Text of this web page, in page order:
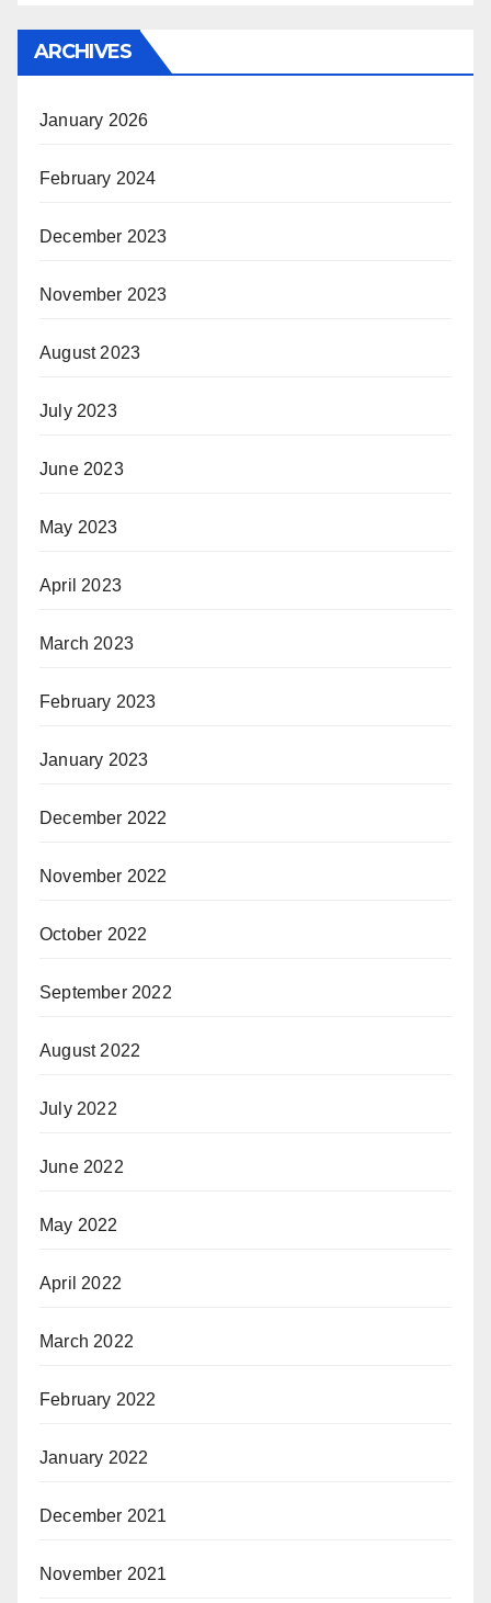
ARCHIVES
January 2026
February 2024
December 2023
November 2023
August 2023
July 2023
June 2023
May 2023
April 2023
March 2023
February 2023
January 2023
December 2022
November 2022
October 2022
September 2022
August 2022
July 2022
June 2022
May 2022
April 2022
March 2022
February 2022
January 2022
December 2021
November 2021